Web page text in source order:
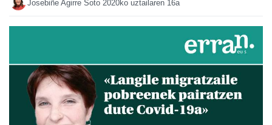
Josebiñe Agirre Soto 2020ko uztailaren 16a